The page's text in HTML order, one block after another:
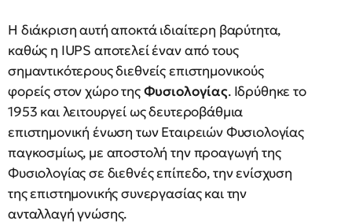
Η διάκριση αυτή αποκτά ιδιαίτερη βαρύτητα,
καθώς η IUPS αποτελεί έναν από τους
σημαντικότερους διεθνείς επιστημονικούς
φορείς στον χώρο τηςΦυσιολογίας. Ιδρύθηκε το
1953 και λειτουργεί ως δευτεροβάθμια
επιστημονική ένωση των Εταιρειών Φυσιολογίας
παγκοσμίως, με αποστολή την προαγωγή της
Φυσιολογίας σε διεθνές επίπεδο, την ενίσχυση
της επιστημονικής συνεργασίας και την
ανταλλαγή γνώσης.